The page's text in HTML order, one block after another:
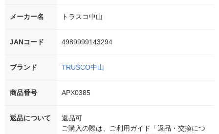
メーカー名 トラスコ中山
JANコード 4989999143294
ブランド TRUSCO中山
商品番号 APX0385
返品について
返品可
ご購入の際は、ご利用ガイド「返品・交換につ